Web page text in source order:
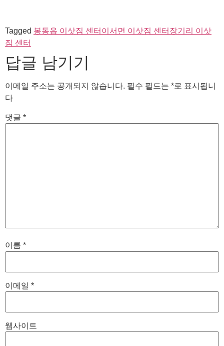
Tagged 봉동읍 이삿짐 센터 이서면 이삿짐 센터 장기리 이삿
짐 센터
답글 남기기
이메일 주소는 공개되지 않습니다. 필수 필드는 *로 표시됩니
다
댓글 *
이름 *
이메일 *
웹사이트